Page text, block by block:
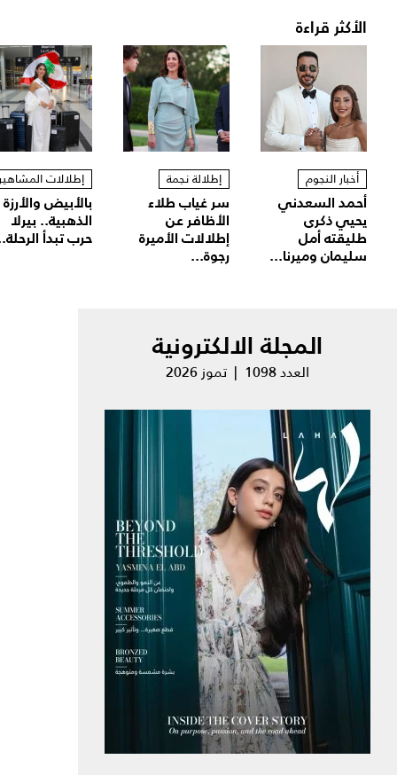
الأكثر قراءة
أخبار النجوم
أحمد السعدني
يحيي ذكرى
طليقته أمل
سليمان وميرنا...
إطلالة نجمة
سر غياب طلاء
الأظافر عن
إطلالات الأميرة
رجوة...
إطلالات
بالأبيض والأرزة
الذهبية.. بيرلا
حرب تبدأ
المجلة الالكترونية
العدد 1098 | تموز 2026